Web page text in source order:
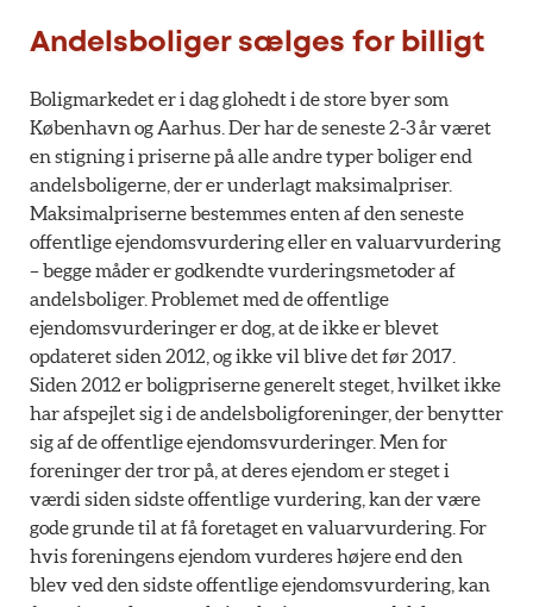
Andelsboliger sælges for billigt
Boligmarkedet er i dag glohedt i de store byer som
København og Aarhus. Der har de seneste 2-3 år været
en stigning i priserne på alle andre typer boliger end
andelsboligerne, der er underlagt maksimalpriser.
Maksimalpriserne bestemmes enten af den seneste
offentlige ejendomsvurdering eller en valuarvurdering
– begge måder er godkendte vurderingsmetoder af
andelsboliger. Problemet med de offentlige
ejendomsvurderinger er dog, at de ikke er blevet
opdateret siden 2012, og ikke vil blive det før 2017.
Siden 2012 er boligpriserne generelt steget, hvilket ikke
har afspejlet sig i de andelsboligforeninger, der benytter
sig af de offentlige ejendomsvurderinger. Men for
foreninger der tror på, at deres ejendom er steget i
værdi siden sidste offentlige vurdering, kan der være
gode grunde til at få foretaget en valuarvurdering. For
hvis foreningens ejendom vurderes højere end den
blev ved den sidste offentlige ejendomsvurdering, kan